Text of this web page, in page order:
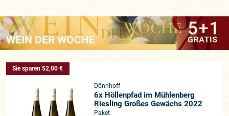
WEIN DER WOCHE
Sie sparen 52,00 €
Dönnhoff
6x Höllenpfad im Mühlenberg
Riesling Großes Gewächs 2022
Paket